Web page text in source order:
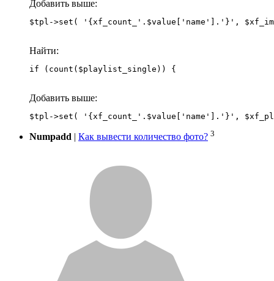
Добавить выше:
Найти:
if (count($playlist_single)) {
Добавить выше:
Numpadd | Как вывести количество фото? 3